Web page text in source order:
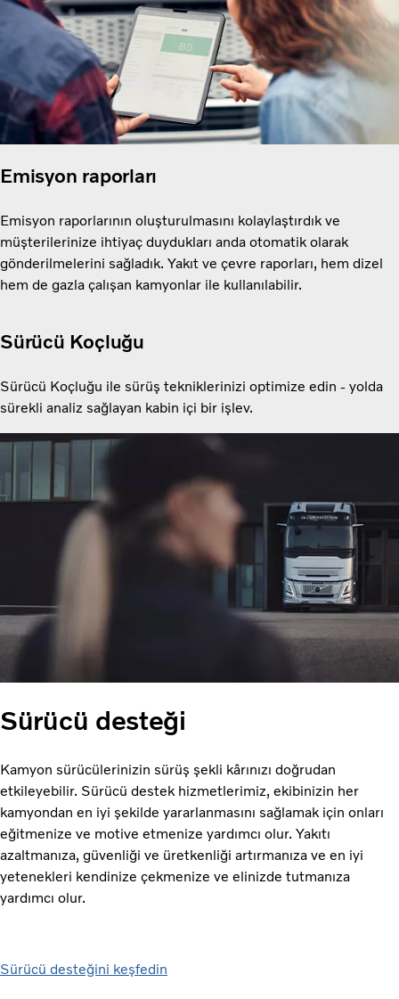
Emisyon raporları
Emisyon raporlarının oluşturulmasını kolaylaştırdık ve
müşterilerinize ihtiyaç duydukları anda otomatik olarak
gönderilmelerini sağladık. Yakıt ve çevre raporları, hem dizel
hem de gazla çalışan kamyonlar ile kullanılabilir.
Sürücü Koçluğu
Sürücü Koçluğu ile sürüş tekniklerinizi optimize edin - yolda
sürekli analiz sağlayan kabin içi bir işlev.
Sürücü desteği
Kamyon sürücülerinizin sürüş şekli kârınızı doğrudan
etkileyebilir. Sürücü destek hizmetlerimiz, ekibinizin her
kamyondan en iyi şekilde yararlanmasını sağlamak için onları
eğitmenize ve motive etmenize yardımcı olur. Yakıtı
azaltmanıza, güvenliği ve üretkenliği artırmanıza ve en iyi
yetenekleri kendinize çekmenize ve elinizde tutmanıza
yardımcı olur.
Sürücü desteğini keşfedin